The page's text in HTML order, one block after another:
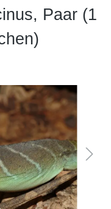
Paar (1